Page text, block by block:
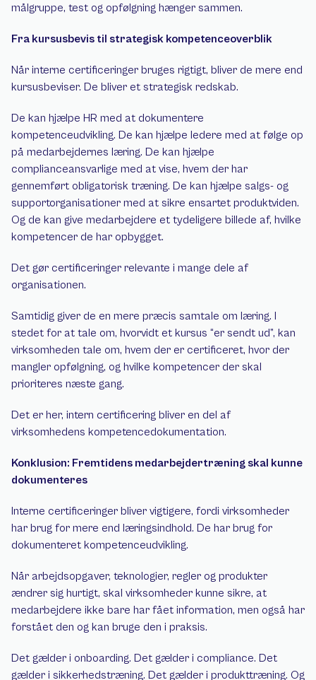
målgruppe, test og opfølgning hænger sammen.
Fra kursusbevis til strategisk kompetenceoverblik
Når interne certificeringer bruges rigtigt, bliver de mere end
kursusbeviser. De bliver et strategisk redskab.
De kan hjælpe HR med at dokumentere
kompetenceudvikling. De kan hjælpe ledere med at følge op
på medarbejdernes læring. De kan hjælpe
complianceansvarlige med at vise, hvem der har
gennemført obligatorisk træning. De kan hjælpe salgs- og
supportorganisationer med at sikre ensartet produktviden.
Og de kan give medarbejdere et tydeligere billede af, hvilke
kompetencer de har opbygget.
Det gør certificeringer relevante i mange dele af
organisationen.
Samtidig giver de en mere præcis samtale om læring. I
stedet for at tale om, hvorvidt et kursus “er sendt ud”, kan
virksomheden tale om, hvem der er certificeret, hvor der
mangler opfølgning, og hvilke kompetencer der skal
prioriteres næste gang.
Det er her, intern certificering bliver en del af
virksomhedens kompetencedokumentation.
Konklusion: Fremtidens medarbejdertræning skal kunne
dokumenteres
Interne certificeringer bliver vigtigere, fordi virksomheder
har brug for mere end læringsindhold. De har brug for
dokumenteret kompetenceudvikling.
Når arbejdsopgaver, teknologier, regler og produkter
ændrer sig hurtigt, skal virksomheder kunne sikre, at
medarbejdere ikke bare har fået information, men også har
forstået den og kan bruge den i praksis.
Det gælder i onboarding. Det gælder i compliance. Det
gælder i sikkerhedstræning. Det gælder i produkttræning. Og